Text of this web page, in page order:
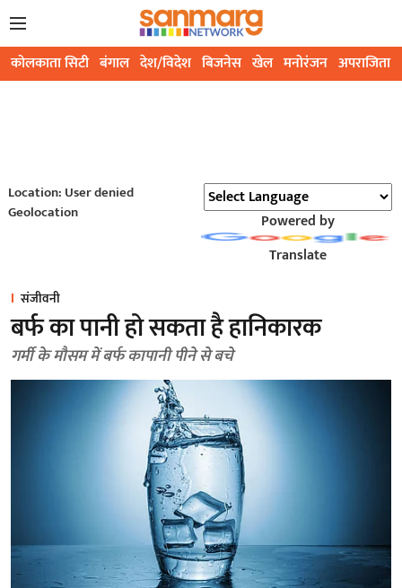
कोलकाता सिटी बंगाल देश/विदेश बिजनेस खेल मनोरंजन अपराजिता
Location: User denied
Geolocation
Powered by
Translate
संजीवनी
बर्फ का पानी हो सकता है हानिकारक
गर्मी के मौसम में बर्फ कापानी पीने से बचे